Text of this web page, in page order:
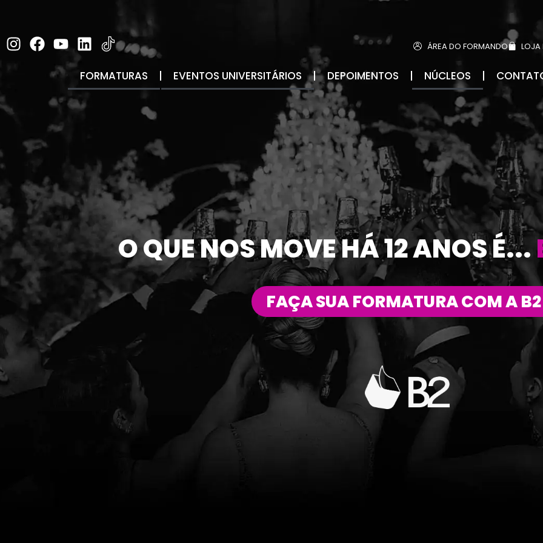
ÁREA DO FORMANDO
FORMATURAS EVENTOS UNIVERSITÁRIOS DEPOIMENTOS NÚCLEOS
OQUENOSMOVEHÁ12ANOS
FAÇA SUA FORMATURA COM A